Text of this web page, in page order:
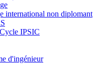
international non diplomant
IPSIC
d'ingénieur